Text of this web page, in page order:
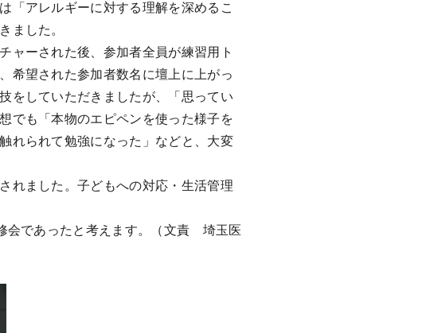
「アレルギーに対する理解を深めるこ
ました。
ャーされた後、参加者全員が練習用ト
希望された参加者数名に壇上に上がっ
をしていただきましたが、「思ってい
でも「本物のエピペンを使った様子を
れられて勉強になった」などと、大変
れました。子どもへの対応・生活管理
会であったと考えます。（文責 埼玉医